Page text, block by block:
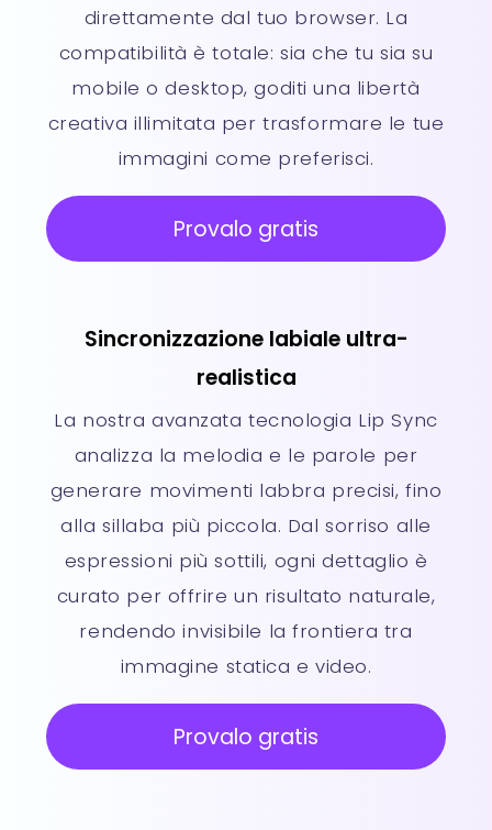
direttamente dal tuo browser. La
compatibilità è totale: sia che tu sia su
mobile o desktop, goditi una libertà
creativa illimitata per trasformare le tue
immagini come preferisci.
Provalo gratis
Sincronizzazione labiale ultra-
realistica
La nostra avanzata tecnologia Lip Sync
analizza la melodia e le parole per
generare movimenti labbra precisi, fino
alla sillaba più piccola. Dal sorriso alle
espressioni più sottili, ogni dettaglio è
curato per offrire un risultato naturale,
rendendo invisibile la frontiera tra
immagine statica e video.
Provalo gratis